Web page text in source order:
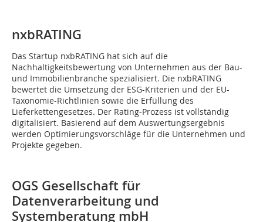
nxbRATING
Das Startup nxbRATING hat sich auf die
Nachhaltigkeitsbewertung von Unternehmen aus der Bau-
und Immobilienbranche spezialisiert. Die nxbRATING
bewertet die Umsetzung der ESG-Kriterien und der EU-
Taxonomie-Richtlinien sowie die Erfüllung des
Lieferkettengesetzes. Der Rating-Prozess ist vollständig
digitalisiert. Basierend auf dem Auswertungsergebnis
werden Optimierungsvorschläge für die Unternehmen und
Projekte gegeben.
OGS Gesellschaft für
Datenverarbeitung und
Systemberatung mbH